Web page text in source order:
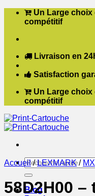
Passer Un Large
compétitif
Livraison en
Satisfaction
Un Large
compétitif
Recherche
pour :
Blog
Accueil / LEXMARK / MX
58D2H00 –